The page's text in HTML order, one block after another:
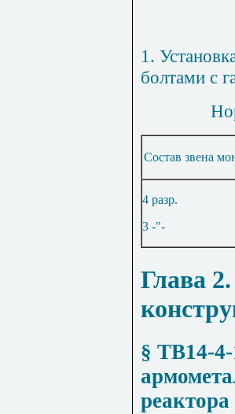
1.
болтами с
Состав звена
4 разр.
3 -"-
Глава 2
§ ТВ14-
реактора